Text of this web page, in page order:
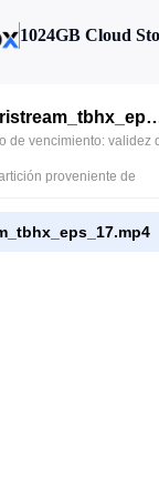
1024GB Cloud
de vencimiento: validez
proveniente de